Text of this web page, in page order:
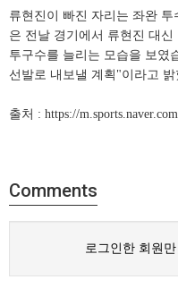
류현진이 빠진 자리는 좌완
은 전날 경기에서 류현진 대
투구수를 늘리는 모습을 보였
선발로 내보낼 계획"이라고 밝
출처 : https://
Comments
로그인한 회원